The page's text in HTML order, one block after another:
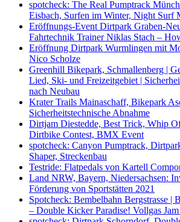
spotcheck: The Real Pumptrack
Eisbach, Surfen im Winter, Night Surf
Eröffnungs-Event Dirtpark Graben-
Fahrtechnik Trainer Niklas Stach –
Eröffnung Dirtpark Wurmlingen mit
Nico Scholze
Greenhill Bikepark, Schmallenberg |
Lied, Ski- und Freizeitgebiet |
nach Neubau
Krater Trails Mainaschaff, Bikepark
Sicherheitstechnische Abnahme
Dirtjam Diestedde, Best Trick, Whip
Dirtbike Contest, BMX Event
spotcheck: Canyon Pumptrack,
Shaper, Streckenbau
Testride: Flatpedals von Kartell
Land NRW, Bayern, Niedersachsen:
Förderung von Sportstätten 2021
Spotcheck: Bembelbahn Bergstrasse |
– Double Kicker Paradise! Vollgas Jam